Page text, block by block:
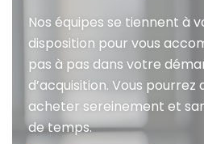
Nos équipes se tiennent à
disposition pour vous
pas à pas dans votre
d’acquisition. Vous pourrez
acheter sereinement et
de temps.